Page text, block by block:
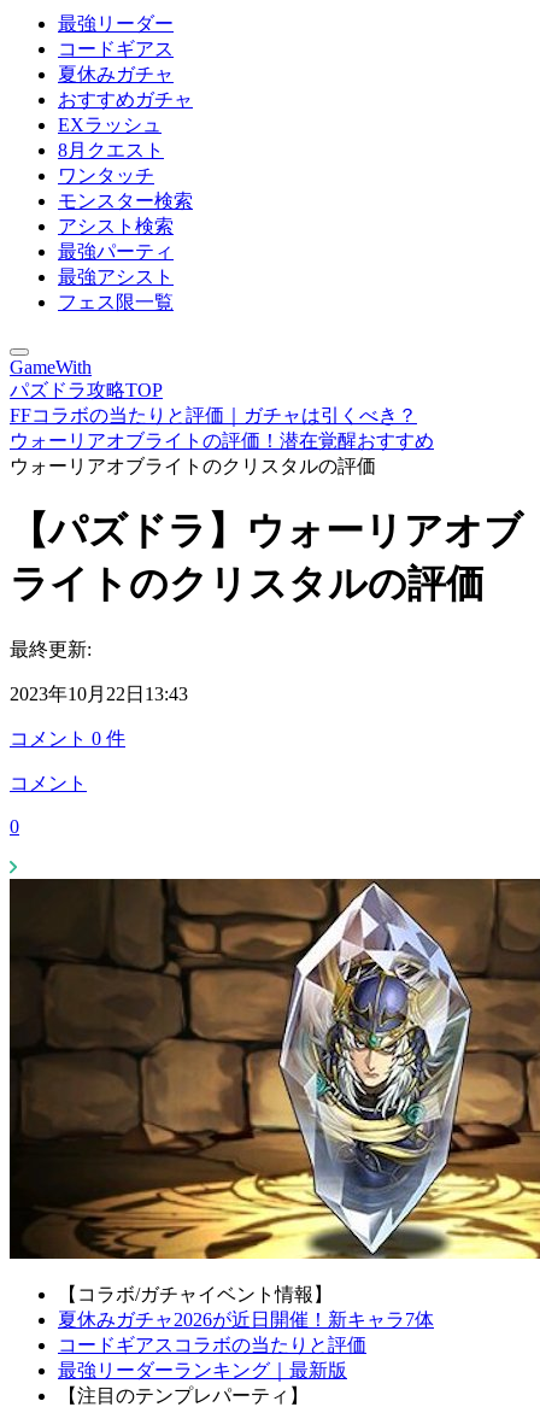
最強リーダー
コードギアス
夏休みガチャ
おすすめガチャ
EXラッシュ
8月クエスト
ワンタッチ
モンスター検索
アシスト検索
最強パーティ
最強アシスト
フェス限一覧
GameWith
パズドラ攻略TOP
FFコラボの当たりと評価｜ガチャは引くべき？
ウォーリアオブライトの評価！潜在覚醒おすすめ
ウォーリアオブライトのクリスタルの評価
【パズドラ】ウォーリアオブ
ライトのクリスタルの評価
最終更新:
2023年10月22日13:43
コメント 0 件
コメント
0
【コラボ/ガチャイベント情報】
夏休みガチャ2026が近日開催！新キャラ7体
コードギアスコラボの当たりと評価
最強リーダーランキング｜最新版
【注目のテンプレパーティ】